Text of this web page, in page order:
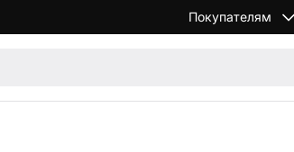
Покупателям